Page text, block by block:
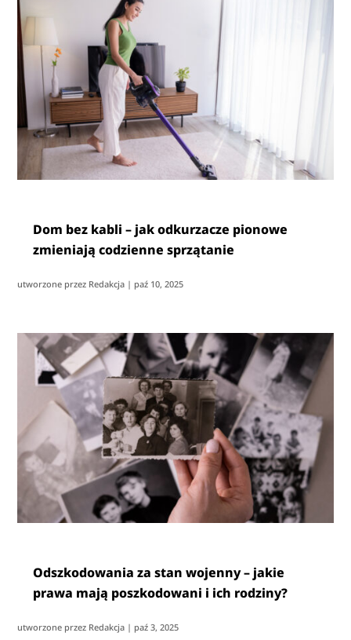
Dom bez kabli – jak odkurzacze pionowe
zmieniają codzienne sprzątanie
utworzone przez Redakcja | paź 10, 2025
Odszkodowania za stan wojenny – jakie
prawa mają poszkodowani i ich rodziny?
utworzone przez Redakcja | paź 3, 2025